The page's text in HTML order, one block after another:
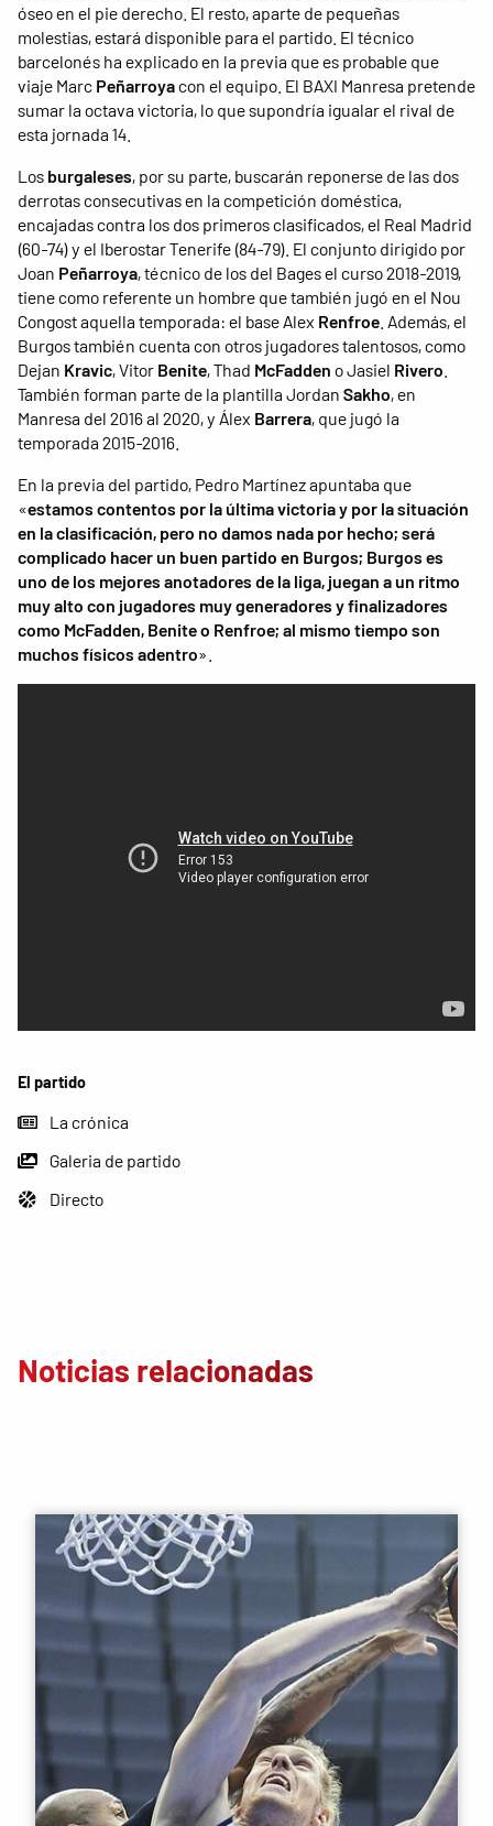
El partido
La crónica
Galeria de partido
Directo
óseo en el pie derecho. El resto, aparte de pequeñas
molestias, estará disponible para el partido. El técnico
barcelonés ha explicado en la previa que es probable que
viaje Marc Peñarroyacon el equipo. El BAXI Manresa pretende
sumar la octava victoria, lo que supondría igualar el rival de
esta jornada 14.
Los burgaleses, por su parte, buscarán reponerse de las dos
derrotas consecutivas en la competición doméstica,
encajadas contra los dos primeros clasificados, el Real Madrid
(60-74) y el Iberostar Tenerife (84-79). El conjunto dirigido por
Joan Peñarroya, técnico de los del Bages el curso 2018-2019,
tiene como referente un hombre que también jugó en el Nou
Congost aquella temporada: el base Alex Renfroe . Además, el
Burgos también cuenta con otros jugadores talentosos, como
Dejan Kravic, Vitor Benite, Thad McFadden o Jasiel Rivero
También forman parte de la plantilla Jordan Sakho, en
Manresa del 2016 al 2020, y Álex Barrera, que jugó la
temporada 2015-2016.
En la previa del partido, Pedro Martínez apuntaba que
«estamos contentos por la última victoria y por la situación
en la clasificación, pero no damos nada por hecho; será
complicado hacer un buen partido en Burgos; Burgos es
uno de los mejores anotadores de la liga, juegan a un ritmo
muy alto con jugadores muy generadores y finalizadores
como McFadden, Benite o Renfroe; al mismo tiempo son
muchos físicos adentro».
Noticias relacionadas